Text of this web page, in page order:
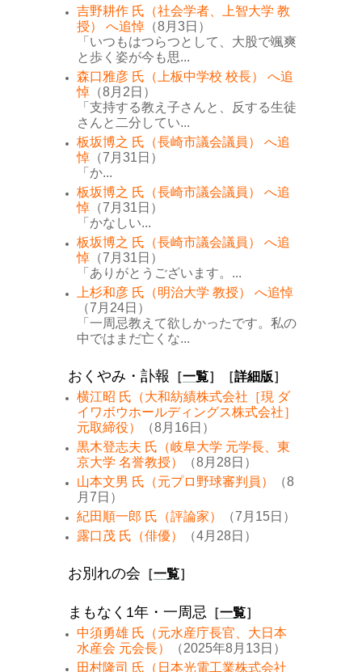
吉野耕作 氏（社会学者、上智大学 教
授） へ追悼 （8月3日）
「いつもはつらつとして、大股で颯爽
と歩く姿が今も思...
森口雅彦 氏（上板中学校 校長） へ追
悼 （8月2日）
「支持する教え子さんと、反する生徒
さんと二分してい...
板坂博之 氏（長崎市議会議員） へ追
悼 （7月31日）
「か...
板坂博之 氏（長崎市議会議員） へ追
悼 （7月31日）
「かなしい...
板坂博之 氏（長崎市議会議員） へ追
悼 （7月31日）
「ありがとうございます。...
上杉和彦 氏（明治大学 教授） へ追悼
（7月24日）
「一周忌教えて欲しかったです。私の
中ではまだ亡くな...
おくやみ・訃報 ［一覧］［詳細版］
横江昭 氏（大和紡績株式会社［現 ダ
イワボウホールディングス株式会社］
元取締役）
（8月16日）
黒木登志夫 氏（岐阜大学 元学長、東
京大学 名誉教授）
（8月28日）
山本文男 氏（元プロ野球審判員）
（8
月7日）
紀田順一郎 氏（評論家）
（7月15日）
露口茂 氏（俳優）
（4月28日）
お別れの会 ［一覧］
まもなく1年・一周忌 ［一覧］
中須勇雄 氏（元水産庁長官、大日本
水産会 元会長）
（2025年8月13日）
田村隆司 氏（日本光電工業株式会社